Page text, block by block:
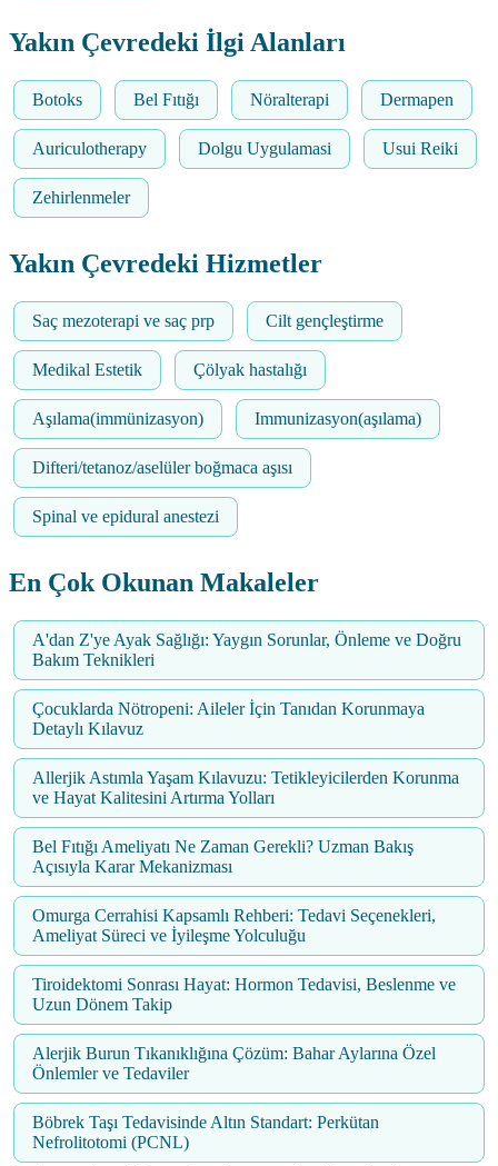
Yakın Çevredeki İlgi Alanları
Botoks Bel Fıtığı Nöralterapi Dermapen
Auriculotherapy Dolgu Uygulamasi Usui Reiki
Zehirlenmeler
Yakın Çevredeki Hizmetler
Saç mezoterapi ve saç prp Cilt gençleştirme
Medikal Estetik Çölyak hastalığı
Aşılama(immünizasyon) Immunizasyon(aşılama)
Difteri/tetanoz/aselüler boğmaca aşısı
Spinal ve epidural anestezi
En Çok Okunan Makaleler
A'dan Z'ye Ayak Sağlığı: Yaygın Sorunlar, Önleme ve Doğru
Bakım Teknikleri
Çocuklarda Nötropeni: Aileler İçin Tanıdan Korunmaya
Detaylı Kılavuz
Allerjik Astımla Yaşam Kılavuzu: Tetikleyicilerden Korunma
ve Hayat Kalitesini Artırma Yolları
Bel Fıtığı Ameliyatı Ne Zaman Gerekli? Uzman Bakış
Açısıyla Karar Mekanizması
Omurga Cerrahisi Kapsamlı Rehberi: Tedavi Seçenekleri,
Ameliyat Süreci ve İyileşme Yolculuğu
Tiroidektomi Sonrası Hayat: Hormon Tedavisi, Beslenme ve
Uzun Dönem Takip
Alerjik Burun Tıkanıklığına Çözüm: Bahar Aylarına Özel
Önlemler ve Tedaviler
Böbrek Taşı Tedavisinde Altın Standart: Perkütan
Nefrolitotomi (PCNL)